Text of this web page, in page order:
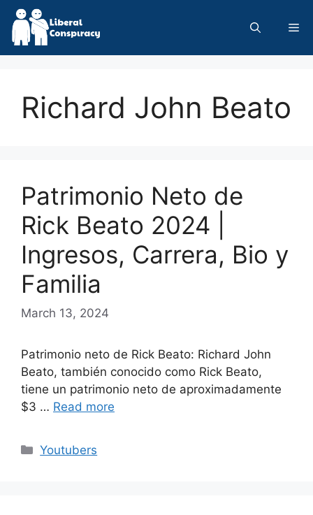
Skip
content
Richard John Beato
Patrimonio Neto de
Rick Beato 2024 |
Ingresos, Carrera, Bio y
Familia
March 13, 2024
Patrimonio neto de Rick Beato: Richard John
Beato, también conocido como Rick Beato,
tiene un patrimonio neto de aproximadamente
$3 … Read more
Categories
Youtubers